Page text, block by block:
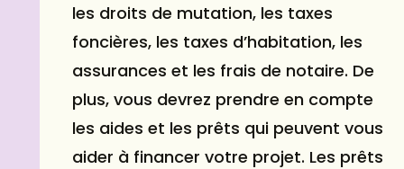
les droits de mutation, les taxes
foncières, les taxes d’habitation, les
assurances et les frais de notaire. De
plus, vous devrez prendre en compte
les aides et les prêts qui peuvent vous
aider à financer votre projet. Les prêts